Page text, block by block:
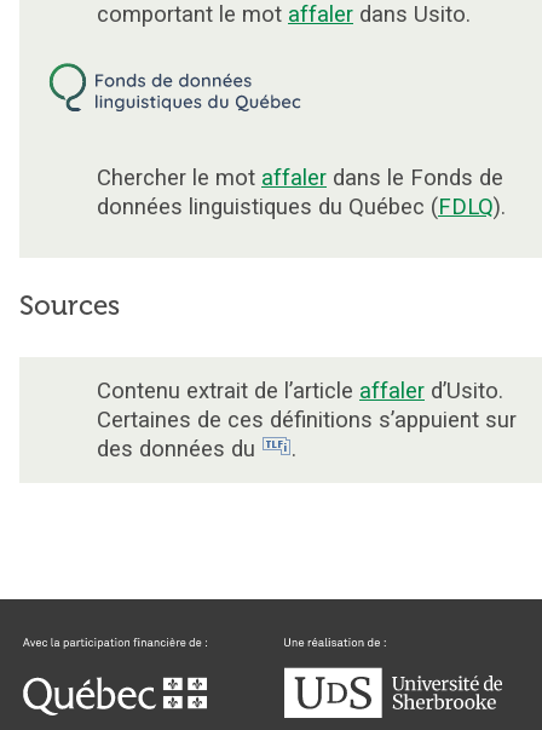
comportant le mot affaler dans Usito.
Chercher le mot affaler dans le Fonds de
données linguistiques du Québec (FDLQ).
Sources
Contenu extrait de l’article affaler d’Usito.
Certaines de ces définitions s’appuient sur
des données du
.